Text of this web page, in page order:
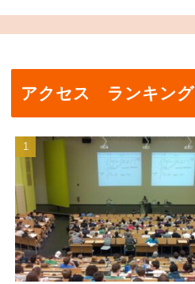
アクセス ランキング